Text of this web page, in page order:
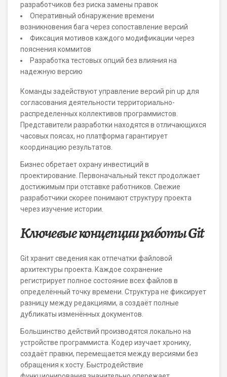
разработчиков без риска замены правок
Оперативный обнаружение времени
возникновения бага через сопоставление версий
Фиксация мотивов каждого модификации через
пояснения коммитов
Разработка тестовых опций без влияния на
надежную версию
Команды задействуют управление версий pin up для
согласования деятельности территориально-
распределенных коллективов программистов.
Представители разработки находятся в отличающихся
часовых поясах, но платформа гарантирует
координацию результатов.
Бизнес обретает охрану инвестиций в
проектирование. Первоначальный текст продолжает
достижимым при отставке работников. Свежие
разработчики скорее понимают структуру проекта
через изучение истории.
Ключевые концепции работы Git
Git хранит сведения как отпечатки файловой
архитектуры проекта. Каждое сохранение
регистрирует полное состояние всех файлов в
определённый точку времени. Структура не фиксирует
разницу между редакциями, а создаёт полные
дубликаты изменённых документов.
Большинство действий производятся локально на
устройстве программиста. Кодер изучает хронику,
создаёт правки, перемещается между версиями без
обращения к хосту. Быстродействие